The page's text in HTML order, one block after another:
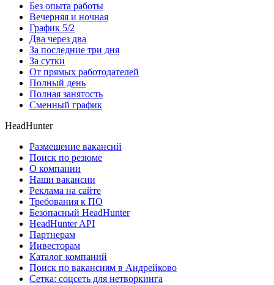
Без опыта работы
Вечерняя и ночная
График 5/2
Два через два
За последние три дня
За сутки
От прямых работодателей
Полный день
Полная занятость
Сменный график
HeadHunter
Размещение вакансий
Поиск по резюме
О компании
Наши вакансии
Реклама на сайте
Требования к ПО
Безопасный HeadHunter
HeadHunter API
Партнерам
Инвесторам
Каталог компаний
Поиск по вакансиям в Андрейково
Сетка: соцсеть для нетворкинга